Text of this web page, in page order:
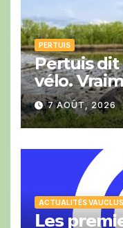
PERTUIS
Pertuis dit
vélo.
7 AOÛT, 2026
ACTUALITÉS
𝗟𝗲𝘀